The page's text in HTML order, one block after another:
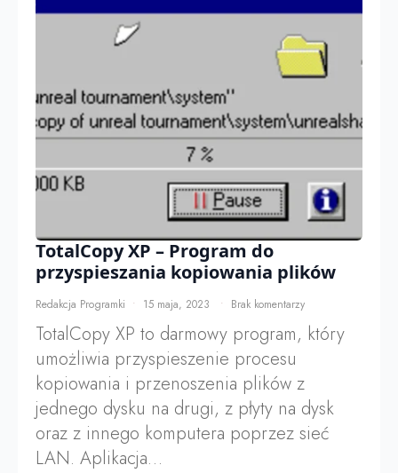
TotalCopy XP – Program do
przyspieszania kopiowania plików
Redakcja Programki 15 maja, 2023 Brak komentarzy
TotalCopy XP to darmowy program, który
umożliwia przyspieszenie procesu
kopiowania i przenoszenia plików z
jednego dysku na drugi, z płyty na dysk
oraz z innego komputera poprzez sieć
LAN. Aplikacja…